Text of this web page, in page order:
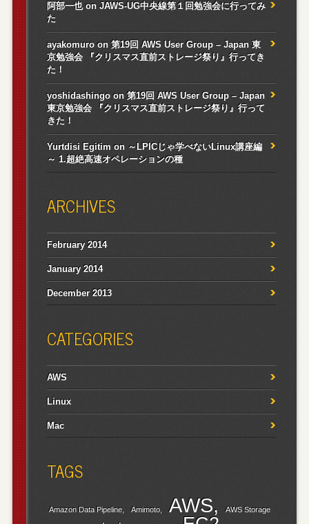
阿部一也onJAWS-UG中央線第１回勉強会に行ってみ
た
ayakomuroon第19回 AWS User Group – Japan 東
京勉強会 『クリスマス直前ストレージ祭り』行ってき
た！
yoshidashingoon第19回 AWS User Group – Japan
東京勉強会 『クリスマス直前ストレージ祭り』行って
きた！
Yurtdisi Egitim on ～LPICじゃ学べないLinux講座編
～ 1.超絶高速オペレーションの種
ARCHIVES
February 2014
January 2014
December 2013
CATEGORIES
AWS
Linux
Mac
TAGS
Amazon Data Pipeline Amimoto AWS AWS Storage